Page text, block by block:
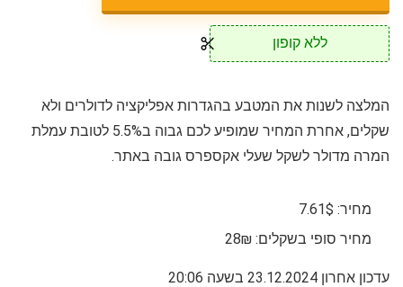
ללא קופון
המלצה לשנות את המטבע בהגדרות אפליקציה לדולרים ולא
שקלים, אחרת המחיר שמופיע לכם גבוה ב5.5% לטובת עמלת
המרה מדולר לשקל שעלי אקספרס גובה באתר.
מחיר: 7.61$
מחיר סופי בשקלים: 28₪
עדכון אחרון 23.12.2024 בשעה 20:06